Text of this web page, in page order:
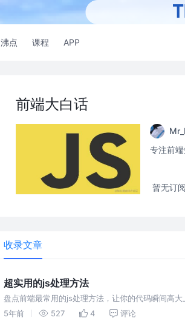
沸点 课程 APP
前端大白话
专注前
暂无订阅
收录文章
超实用的js处理方法
盘点前端最常用的js处理方法，让你的代码瞬间高
效的一种
5年前 527 4 评论